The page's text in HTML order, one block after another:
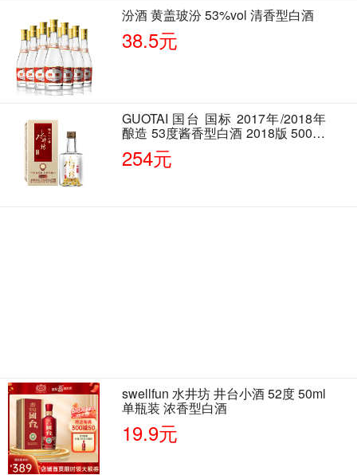
汾酒 黄盖玻汾 53%vol 清香型白酒
38.5元
GUOTAI 国台 国标 2017年/2018年
酿造 53度酱香型白酒 2018版 500ml
单瓶装
254元
swellfun 水井坊 井台小酒 52度 50ml
单瓶装 浓香型白酒
19.9元